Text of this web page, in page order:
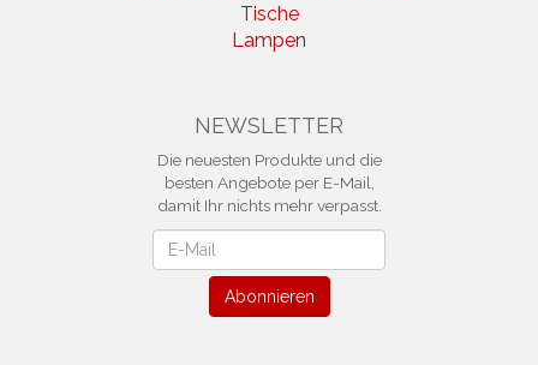
Tische
Lampen
NEWSLETTER
Die neuesten Produkte und die
besten Angebote per E-Mail,
damit Ihr nichts mehr verpasst.
Abonnieren